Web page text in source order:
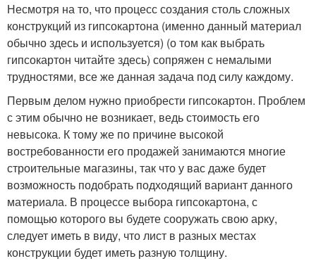
Несмотря на то, что процесс создания столь сложных
конструкций из гипсокартона (именно данный материал
обычно здесь и используется) (о том как выбрать
гипсокартон читайте здесь) сопряжен с немалыми
трудностями, все же данная задача под силу каждому.
Первым делом нужно приобрести гипсокартон. Проблем
с этим обычно не возникает, ведь стоимость его
невысока. К тому же по причине высокой
востребованности его продажей занимаются многие
строительные магазины, так что у вас даже будет
возможность подобрать подходящий вариант данного
материала. В процессе выбора гипсокартона, с
помощью которого вы будете сооружать свою арку,
следует иметь в виду, что лист в разных местах
конструкции будет иметь разную толщину.